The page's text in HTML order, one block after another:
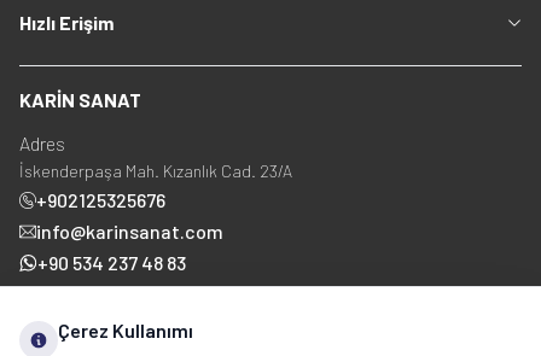
Hızlı Erişim
KARİN SANAT
Adres
İskenderpaşa Mah. Kızanlık Cad. 23/A
+902125325676
info@karinsanat.com
+90 534 237 48 83
Çerez Kullanımı